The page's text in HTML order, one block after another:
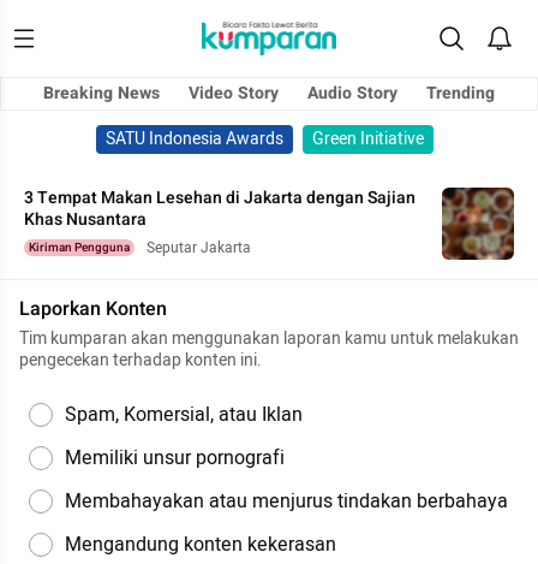
Breaking News Video Story Audio Story
Trending
SATU Indonesia Awards
Green Initiative
3 Tempat Makan Lesehan di Jakarta dengan Sajian
Khas Nusantara
Kiriman Pengguna Seputar Jakarta
Laporkan Konten
Tim kumparan akan menggunakan laporan kamu untuk melakukan
pengecekan terhadap konten ini.
Spam, Komersial, atau Iklan
Memiliki unsur pornografi
Membahayakan atau menjurus tindakan berbahaya
Mengandung konten kekerasan